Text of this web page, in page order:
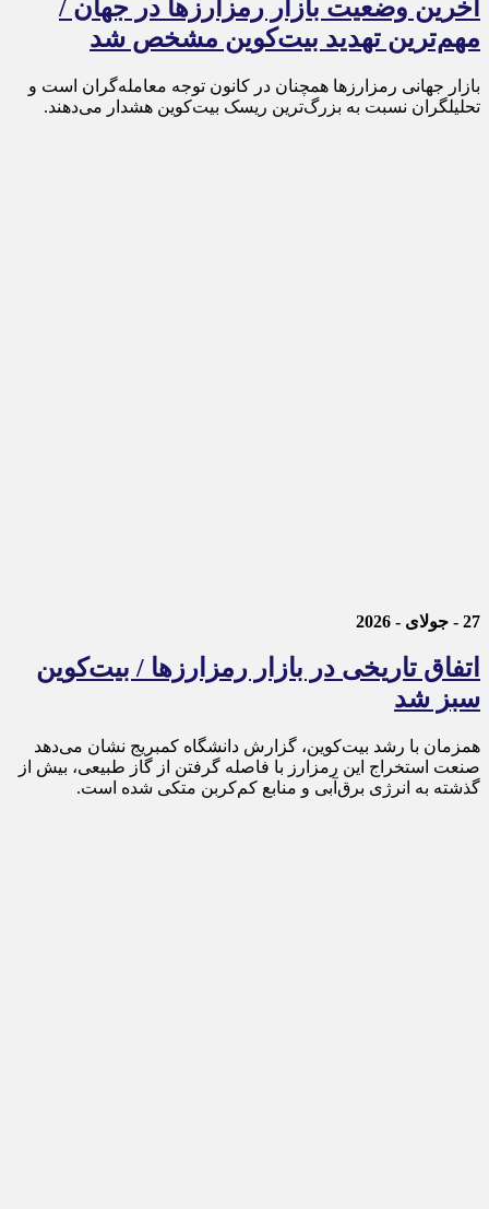
آخرین وضعیت بازار رمزارزها در جهان /
مهم‌ترین تهدید بیت‌کوین مشخص شد
بازار جهانی رمزارزها همچنان در کانون توجه معامله‌گران است و
تحلیلگران نسبت به بزرگ‌ترین ریسک بیت‌کوین هشدار می‌دهند.
27 - جولای - 2026
اتفاق تاریخی در بازار رمزارزها / بیت‌کوین
سبز شد
همزمان با رشد بیت‌کوین، گزارش دانشگاه کمبریج نشان می‌دهد
صنعت استخراج این رمزارز با فاصله گرفتن از گاز طبیعی، بیش از
گذشته به انرژی برق‌آبی و منابع کم‌کربن متکی شده است.